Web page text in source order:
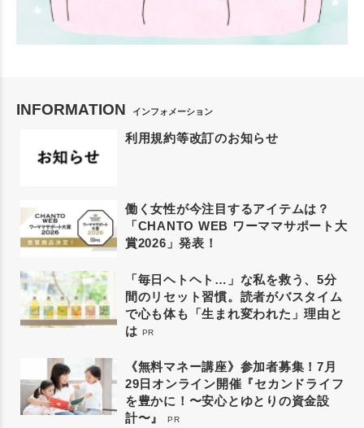
INFORMATION インフォメーション
利用規約等改訂のお知らせ
働く女性が今注目するアイテムは？
「CHANTO WEB ワーママサポート大
賞2026」発表！
「毎日ヘトヘト…」な私を救う、5分
間のリセット習慣。読者がバスタイム
で心も体も「生まれ変われた」理由と
は PR
《無料マネー講座》参加者募集！7月
29日オンライン開催『セカンドライフ
を豊かに！〜安心とゆとりの資金設
計〜』
PR